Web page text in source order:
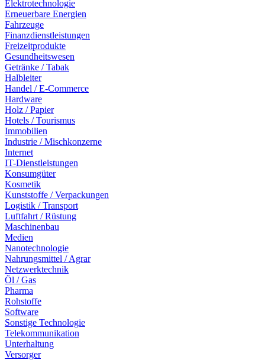
Elektrotechnologie
Erneuerbare Energien
Fahrzeuge
Finanzdienstleistungen
Freizeitprodukte
Gesundheitswesen
Getränke / Tabak
Halbleiter
Handel / E-Commerce
Hardware
Holz / Papier
Hotels / Tourismus
Immobilien
Industrie / Mischkonzerne
Internet
IT-Dienstleistungen
Konsumgüter
Kosmetik
Kunststoffe / Verpackungen
Logistik / Transport
Luftfahrt / Rüstung
Maschinenbau
Medien
Nanotechnologie
Nahrungsmittel / Agrar
Netzwerktechnik
Öl / Gas
Pharma
Rohstoffe
Software
Sonstige Technologie
Telekommunikation
Unterhaltung
Versorger